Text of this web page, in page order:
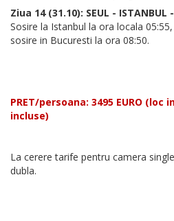
Ziua 14 (31.10): SEUL - ISTANBUL -
Sosire la Istanbul la ora locala
sosire in Bucuresti la ora 08:50.
PRET/persoana: 3495 EURO (loc
incluse)
La cerere tarife pentru camera
dubla.